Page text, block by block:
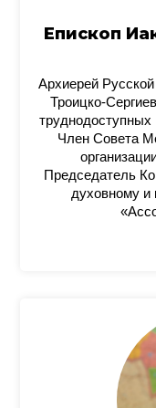
Епископ
Архиерей
Троицко-
труднодоступных
Член Совета
Председатель
духовному